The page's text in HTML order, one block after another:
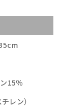
15％
レン）